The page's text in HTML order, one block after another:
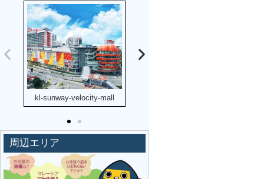
kl-sunway-velocity-mall
周辺エリア